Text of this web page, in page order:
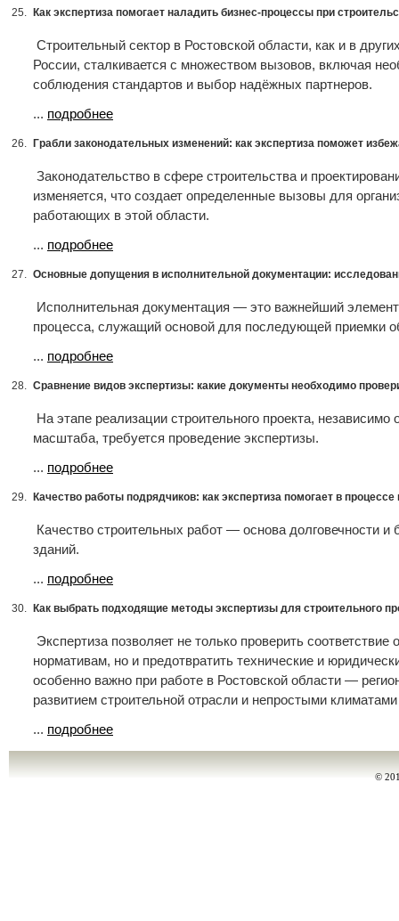
25. Как экспертиза помогает наладить бизнес-процессы при
Строительный сектор в Ростовской области, как и в
России, сталкивается с множеством вызовов, включая
соблюдения стандартов и выбор надёжных партнеров.
... подробнее
26. Грабли законодательных изменений: как экспертиза поможет
Законодательство в сфере строительства и
изменяется, что создает определенные вызовы для
работающих в этой области.
... подробнее
27. Основные допущения в исполнительной документации:
Исполнительная документация — это важнейший элемент
процесса, служащий основой для последующей приемки
... подробнее
28. Сравнение видов экспертизы: какие документы необходимо
На этапе реализации строительного проекта, независимо
масштаба, требуется проведение экспертизы.
... подробнее
29. Качество работы подрядчиков: как экспертиза помогает в процессе
Качество строительных работ — основа долговечности и
зданий.
... подробнее
30. Как выбрать подходящие методы экспертизы для строительного
Экспертиза позволяет не только проверить соответствие
нормативам, но и предотвратить технические и
особенно важно при работе в Ростовской области —
развитием строительной отрасли и непростыми
... подробнее
©